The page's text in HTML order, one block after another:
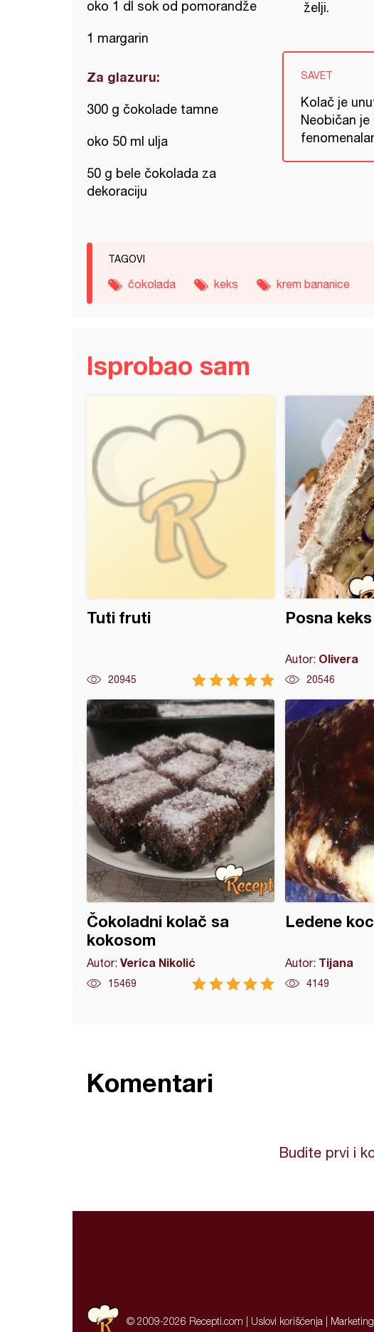
oko 1 dl sok od pomorandže
1 margarin
Za glazuru:
300 g čokolade tamne
oko 50 ml ulja
50 g bele čokolada za
dekoraciju
želji.
SAVET
Kolač je
Neobičan
TAGOVI
čokolada keks krem bananice
Isprobao sam
Tuti fruti
20945
Posna
Autor: Olivera
20546
Čokoladni kolač sa
kokosom
Autor: Verica Nikolić
15469
Ledene
Autor: Tijana
4149
Komentari
Budite prvi i
© 2009-2026 Recepti.com | Uslovi korišćenja Marketing